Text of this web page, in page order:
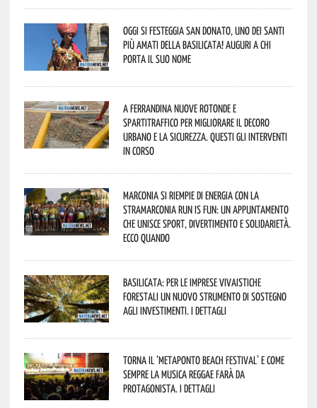
Oggi si festeggia San Donato, uno dei Santi
più amati della Basilicata! Auguri a chi
porta il suo nome
A Ferrandina nuove rotonde e
spartitraffico per migliorare il decoro
urbano e la sicurezza. Questi gli interventi
in corso
Marconia si riempie di energia con la
StraMarconia Run is Fun: un appuntamento
che unisce sport, divertimento e solidarietà.
Ecco quando
Basilicata: per le imprese vivaistiche
forestali un nuovo strumento di sostegno
agli investimenti. I dettagli
Torna il ‘Metaponto beach festival’ e come
sempre la musica reggae farà da
protagonista. I dettagli